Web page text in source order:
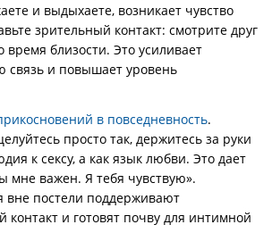
и выдыхаете, возникает чувство
зрительный контакт: смотрите друг
время близости. Это усиливает
связь и повышает уровень
в повседневность.
просто так, держитесь за руки
к сексу, а как язык любви. Это дает
мне важен. Я тебя чувствую».
вне постели поддерживают
контакт и готовят почву для интимной